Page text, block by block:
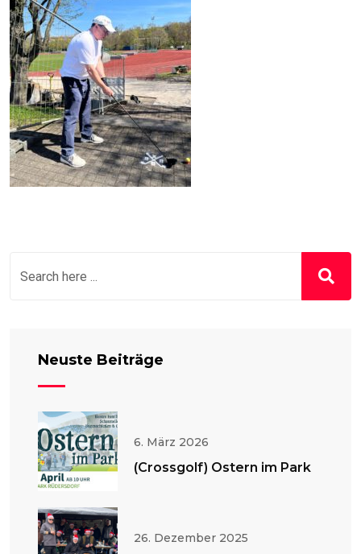
Neuste Beiträge
6. März 2026
(Crossgolf) Ostern im Park
26. Dezember 2025